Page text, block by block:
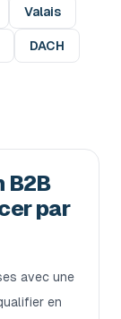
Valais
DACH
B2B
par
avec une
en